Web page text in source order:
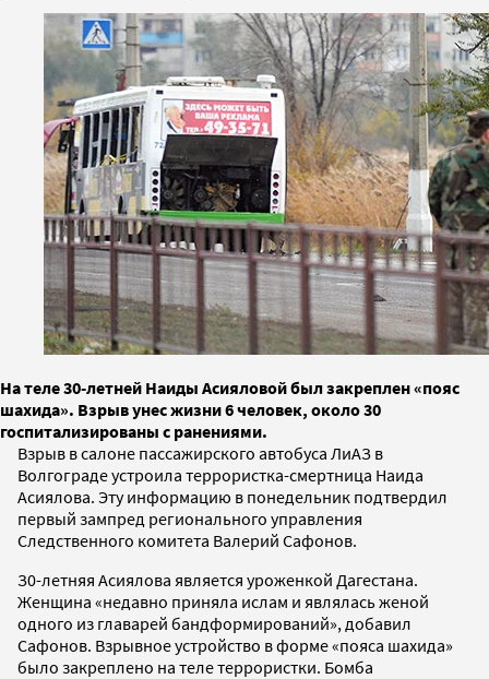
На теле 30-летней Наиды Асияловой был закреплен «пояс
шахида». Взрыв унес жизни 6 человек, около 30
госпитализированы с ранениями.
Взрыв в салоне пассажирского автобуса ЛиАЗ в
Волгограде устроила террористка-смертница Наида
Асиялова. Эту информацию в понедельник подтвердил
первый зампред регионального управления
Следственного комитета Валерий Сафонов.
З0-летняя Асиялова является уроженкой Дагестана.
Женщина «недавно приняла ислам и являлась женой
одного из главарей бандформирований», добавил
Сафонов. Взрывное устройство в форме «пояса шахида»
было закреплено на теле террористки. Бомба